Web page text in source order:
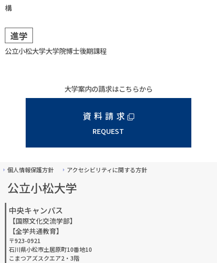
構
進学
公立小松大学大学院博士後期課程
大学案内の請求はこちらから
資料請求
REQUEST
個人情報保護方針 アクセシビリティに関する方針
公立小松大学
中央キャンパス
【国際文化交流学部】
【全学共通教育】
〒923-0921
石川県小松市土居原町10番地10
こまつアズスクエア2・3階